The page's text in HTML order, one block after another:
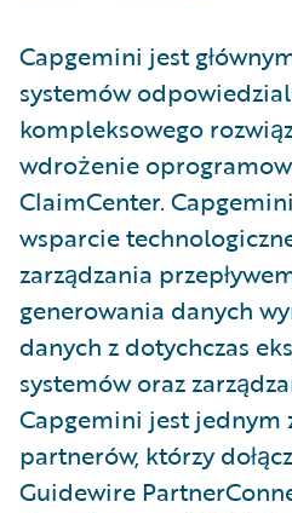
Capgemini jest
systemów
kompleksowego
wdrożenie
ClaimCenter.
wsparcie
zarządzania
generowania danych
danych z dotychczas
systemów oraz
Capgemini jest jednym
partnerów, którzy
Guidewire